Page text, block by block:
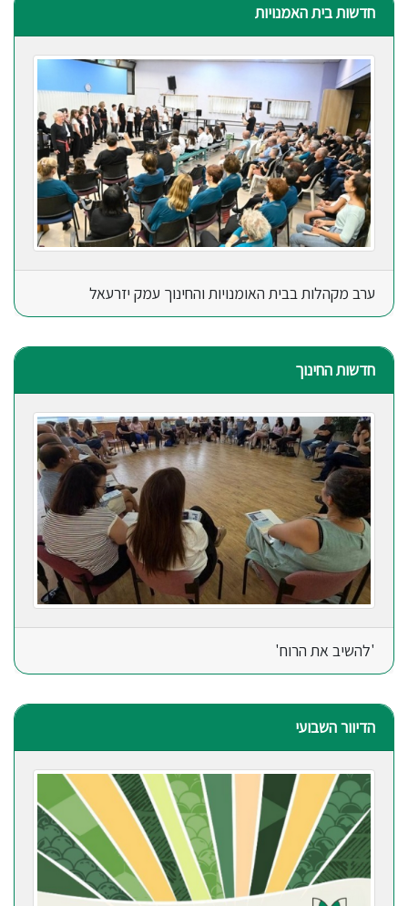
חדשות בית האמנויות
ערב מקהלות בבית האומנויות והחינוך עמק יזרעאל
חדשות החינוך
'להשיב את הרוח'
הדיוור השבועי